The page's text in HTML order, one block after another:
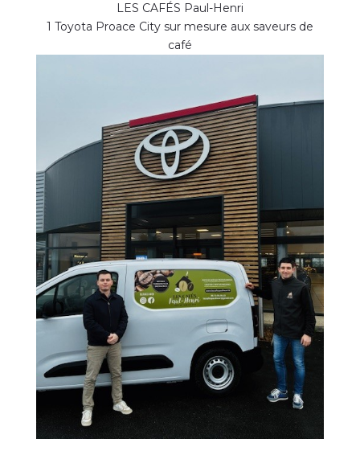
LES CAFÉS Paul-Henri
1 Toyota Proace City sur mesure aux saveurs de
café